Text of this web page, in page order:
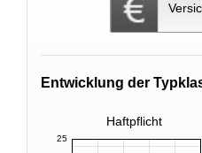
Entwicklung der
Haftpflicht
25